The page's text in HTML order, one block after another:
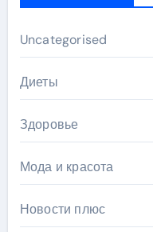
Uncategorised
Диеты
Здоровье
Мода и красота
Новости плюс